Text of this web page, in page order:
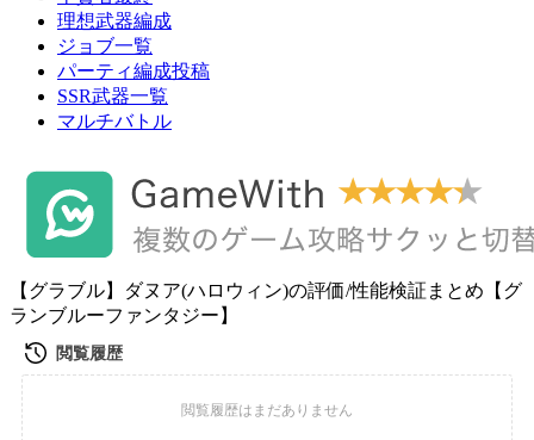
理想武器編成
ジョブ一覧
パーティ編成投稿
SSR武器一覧
マルチバトル
【グラブル】ダヌア(ハロウィン)の評価/性能検証まとめ【グ
ランブルーファンタジー】